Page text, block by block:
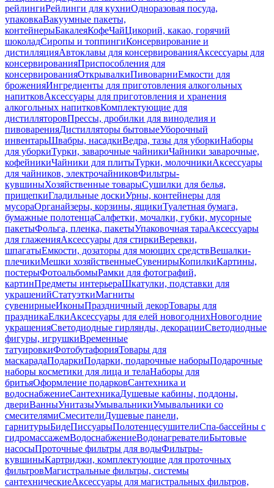
рейлингиРейлинги для кухниОдноразовая посуда,
упаковкаВакуумные пакеты,
контейнерыБакалеяКофеЧайЦикорий, какао, горячий
шоколадСиропы и топпингиКонсервирование и
дистилляцияАвтоклавы для консервированияАксессуары для
консервированияПриспособления для
консервированияОткрывалкиПивоварниЕмкости для
броженияИнгредиенты для приготовления алкогольных
напитковАксессуары для приготовления и хранения
алкогольных напитковКомплектующие для
дистилляторовПрессы, дробилки для виноделия и
пивоваренияДистилляторы бытовыеУборочный
инвентарьШвабры, насадкиВедра, тазы для уборкиНаборы
для уборкиТурки, заварочные чайникиЧайники заварочные,
кофейникиЧайники для плитыТурки, молочникиАксессуары
для чайников, электрочайниковФильтры-
кувшиныХозяйственные товарыСушилки для белья,
прищепкиГладильные доскиУрны, контейнеры для
мусораОрганайзеры, корзины, ящикиТуалетная бумага,
бумажные полотенцаСалфетки, мочалки, губки, мусорные
пакетыФольга, пленка, пакетыУпаковочная тараАксессуары
для глаженияАксессуары для стиркиВеревки,
шпагатыЕмкости, дозаторы для моющих средствВешалки-
плечикиМешки хозяйственныеСувенирыКопилкиКартины,
постерыФотоальбомыРамки для фотографий,
картинПредметы интерьераШкатулки, подставки для
украшенийСтатуэткиМагниты
сувенирныеИконыПраздничный декорТовары для
праздникаЕлкиАксессуары для елей новогоднихНовогодние
украшенияСветодиодные гирлянды, декорацииСветодиодные
фигуры, игрушкиВременные
татуировкиФотобутафорияТовары для
маскарадаПодаркиПодарки, подарочные наборыПодарочные
наборы косметики для лица и телаНаборы для
бритьяОформление подарковСантехника и
водоснабжениеСантехникаДушевые кабины, поддоны,
двериВанныУнитазыУмывальникиУмывальники со
смесителямиСмесителиДушевые панели,
гарнитурыБидеПиссуарыПолотенцесушителиСпа-бассейны с
гидромассажемВодоснабжениеВодонагревателиБытовые
насосыПроточные фильтры для водыФильтры-
кувшиныКартриджи, комплектующие для проточных
фильтровМагистральные фильтры, системы
сантехническиеАксессуары для магистральных фильтров,